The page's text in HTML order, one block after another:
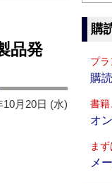
品発
10月20日 (水)
購
プ
購
書籍
オ
ま
メ